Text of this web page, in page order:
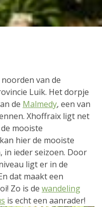
van de
Luik. Het dorpje
de Malmedy, een van
Xhoffraix ligt net
mooiste
hier de mooiste
in ieder seizoen. Door
ligt er in de
dat maakt een
Zo is de wandeling
is echt een aanrader!